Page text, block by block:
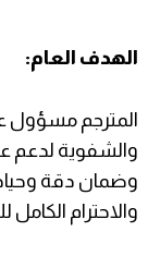
الهدف العام:
المترجم مسؤول
والشفوية لدعم
وضمان دقة
والاحترام